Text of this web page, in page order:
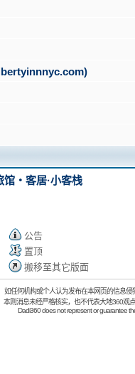
馆・客居·小客栈
公告
置顶
搬移至其它版面
如任何机构或个人认为发布在本网页的信息
本则消息未经严格核实，也不代表大地360观
Dadi360 does not represent or guarantee